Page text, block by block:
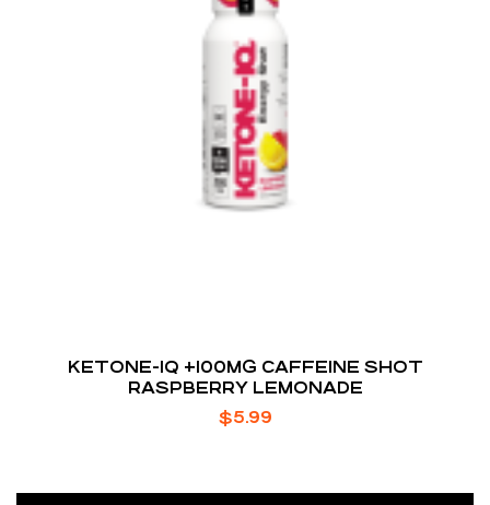
KETONE-IQ +100MG CAFFEINE SHOT
RASPBERRY LEMONADE
$5.99